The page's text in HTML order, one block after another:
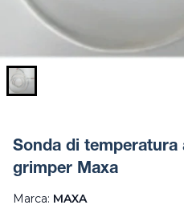
Sonda di temperatura
grimper Maxa
Marca: MAXA